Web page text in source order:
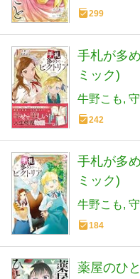
299
手札が多
ミック)
牛野こも
242
手札が多
ミック)
牛野こも
184
薬屋のひ